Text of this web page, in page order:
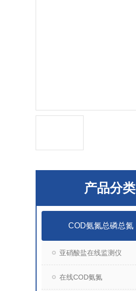
产品分类
COD氨氮总磷总氮
亚硝酸盐在线监测仪
在线COD氨氮